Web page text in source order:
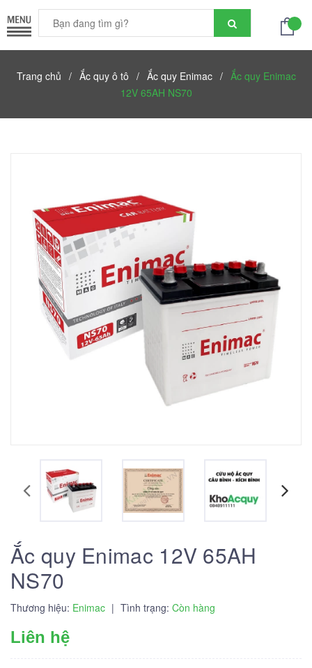
Trang chủ / Ắc quy ô tô / Ắc quy Enimac / Ắc quy Enimac
12V 65AH NS70
Ắc quy Enimac 12V 65AH
NS70
Thương hiệu: Enimac | Tình trạng: Còn hàng
Liên hệ